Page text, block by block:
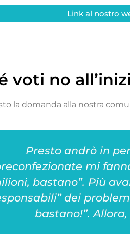
Link al nostro
voti no
la domanda alla nostra
Presto andrò in
mi
bastano”. Più
dei
bastano!”.